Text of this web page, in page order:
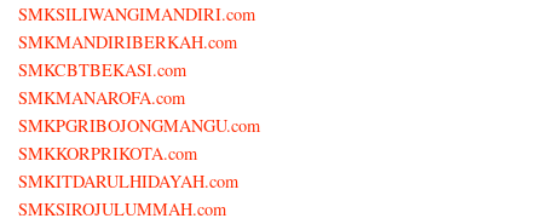
SMKSILIWANGIMANDIRI.com
SMKMANDIRIBERKAH.com
SMKCBTBEKASI.com
SMKMANAROFA.com
SMKPGRIBOJONGMANGU.com
SMKKORPRIKOTA.com
SMKITDARULHIDAYAH.com
SMKSIROJULUMMAH.com